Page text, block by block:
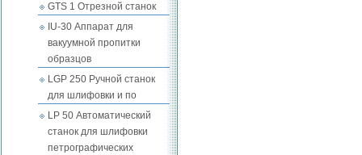
GTS 1 Отрезной станок
IU-30 Аппарат для
вакуумной пропитки
образцов
LGP 250 Ручной станок
для шлифовки и по
LP 50 Автоматический
станок для шлифовки
петрографических